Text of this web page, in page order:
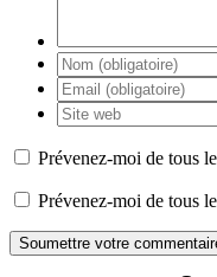
Prévenez-moi de tous
Prévenez-moi de tous
Soumettre votre